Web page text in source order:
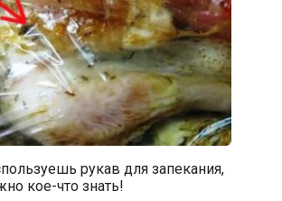
рукав для запекания,
кое-что знать!